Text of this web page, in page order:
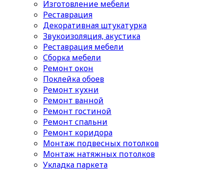
Изготовление мебели
Реставрация
Декоративная штукатурка
Звукоизоляция, акустика
Реставрация мебели
Сборка мебели
Ремонт окон
Поклейка обоев
Ремонт кухни
Ремонт ванной
Ремонт гостиной
Ремонт спальни
Ремонт коридора
Монтаж подвесных потолков
Монтаж натяжных потолков
Укладка паркета